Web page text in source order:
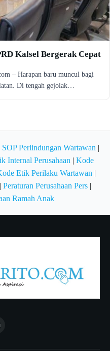
Kalsel Bergerak Cepat
– Harapan baru muncul bagi
Di tengah gejolak…
SOP Perlindungan Wartawan |
Internal Perusahaan | Kode
Etik Perilaku Wartawan |
| Peraturan Perusahaan Pers|
Ramah Anak